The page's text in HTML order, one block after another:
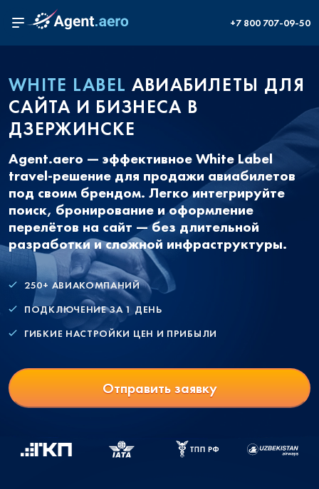
+7 800 707-09-50
WHITE LABEL АВИАБИЛЕТЫ ДЛЯ
САЙТА И БИЗНЕСА В
ДЗЕРЖИНСКЕ
Agent.aero — эффективное White Label
travel-решение для продажи авиабилетов
под своим брендом. Легко интегрируйте
поиск, бронирование и оформление
перелётов на сайт — без длительной
разработки и сложной инфраструктуры.
250+ АВИАКОМПАНИЙ
ПОДКЛЮЧЕНИЕ ЗА 1 ДЕНЬ
ГИБКИЕ НАСТРОЙКИ ЦЕН И ПРИБЫЛИ
Отправить заявку